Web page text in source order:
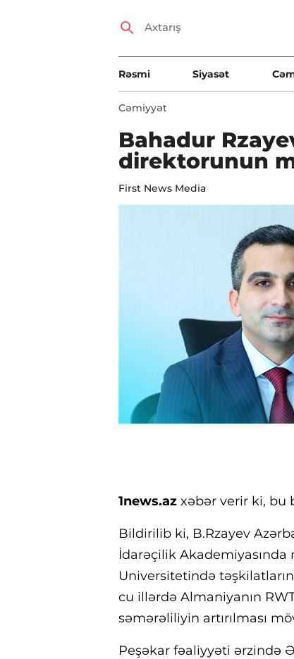
Rəsmi Siyasət
Cəmiyyət
Bahadur
direktorunun
First News Media
1news.az xəbər verir ki, bu
Bildirilib ki, B.Rzayev
İdarəçilik
Universitetində
cu illərdə Almaniyanın
səmərəliliyin artırılması
Peşəkar fəaliyyəti ərzində